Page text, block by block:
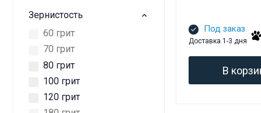
Зернистость
60 грит
70 грит
80 грит
100 грит
120 грит
Под заказ
Доставка 1-3 дня
В